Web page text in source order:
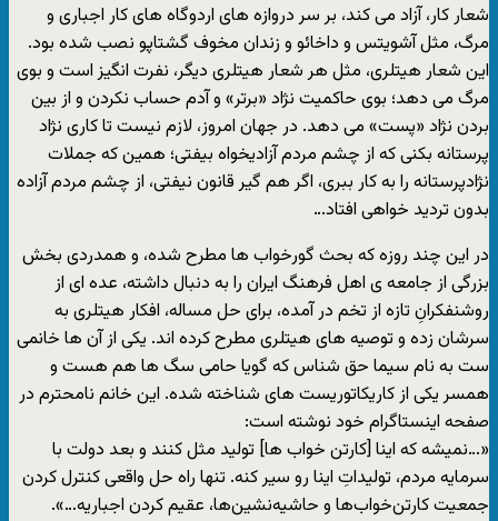
شعار کار، آزاد مى کند، بر سر دروازه هاى اردوگاه هاى کار اجبارى و
مرگ، مثل آشویتس و داخائو و زندان مخوف گشتاپو نصب شده بود.
این شعار هیتلرى، مثل هر شعار هیتلرى دیگر، نفرت انگیز است و بوى
مرگ مى دهد؛ بوى حاکمیت نژاد «برتر» و آدم حساب نکردن و از بین
بردن نژاد «پست» مى دهد. در جهان امروز، لازم نیست تا کارى نژاد
پرستانه بکنى که از چشم مردم آزادیخواه بیفتى؛ همین که جملات
نژادپرستانه را به کار ببرى، اگر هم گیر قانون نیفتى، از چشم مردم آزاده
بدون تردید خواهى افتاد…
در این چند روزه که بحث گورخواب ها مطرح شده، و همدردى بخش
بزرگى از جامعه ى اهل فرهنگ ایران را به دنبال داشته، عده اى از
روشنفکرانِ تازه از تخم در آمده، براى حل مساله، افکار هیتلرى به
سرشان زده و توصیه هاى هیتلرى مطرح کرده اند. یکى از آن ها خانمى
ست به نام سیما حق شناس که گویا حامى سگ ها هم هست و
همسر یکى از کاریکاتوریست هاى شناخته شده. این خانم نامحترم در
صفحه اینستاگرام خود نوشته است:
«…نمیشه که اینا [کارتن خواب ها] تولید مثل کنند و بعد دولت با
سرمایه مردم، تولیداتِ اینا رو سیر کنه. تنها راه حل واقعی کنترل کردن
جمعیت کارتن‌خواب‌ها و حاشیه‌نشین‌ها، عقیم کردن اجباریه…».